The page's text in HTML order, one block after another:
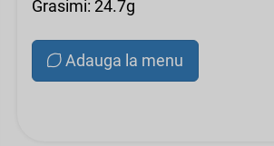
Grasimi: 24.7g
Adauga la menu